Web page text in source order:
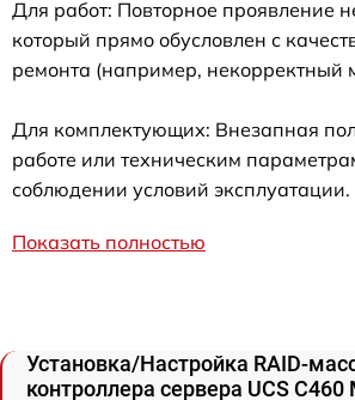
Для работ: Повторное проявление
который прямо обусловлен с
ремонта (например, некорректный
Для комплектующих: Внезапная
работе или техническим
соблюдении условий эксплуатации.
Показать полностью
Установка/Настройка RAID-
контроллера сервера UCS C460